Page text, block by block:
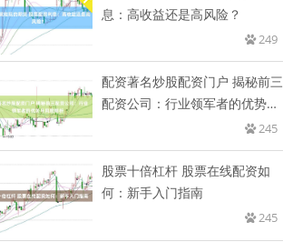
息：高收益还是高风险？
249
配资著名炒股配资门户 揭秘前三
配资公司：行业领军者的优势与
245
股票十倍杠杆 股票在线配资如
何：新手入门指南
245